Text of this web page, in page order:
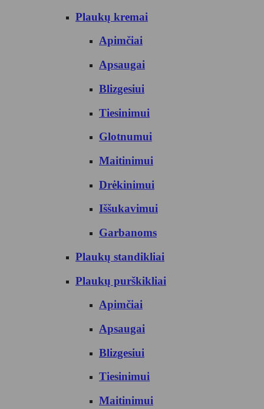
Plaukų kremai
Apimčiai
Apsaugai
Blizgesiui
Tiesinimui
Glotnumui
Maitinimui
Drėkinimui
Iššukavimui
Garbanoms
Plaukų standikliai
Plaukų purškikliai
Apimčiai
Apsaugai
Blizgesiui
Tiesinimui
Maitinimui